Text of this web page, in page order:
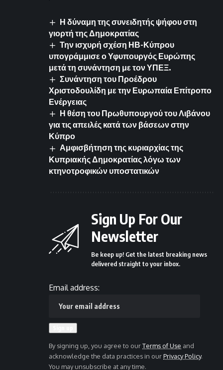
Η δύναμη της συνειδητής ψήφου στη
γιορτή της Δημοκρατίας
Την ισχυρή σχέση ΗΒ-Κύπρου
υπογράμμισε ο Υφυπουργός Ευρώπης
μετά τη συνάντηση με τον ΥΠΕΞ.
Συνάντηση του Προέδρου
Χριστοδουλίδη με την Ευρωπαία Επίτροπο
Ενέργειας
Η θέση του Πρωθυπουργού του Λιβάνου
για τις απειλές κατά των βάσεων στην
Κύπρο
Αμφισβήτηση της κυριαρχίας της
Κυπριακής Δημοκρατίας λόγω των
κτηνοτροφικών υποστατικών
Sign Up For Our
Newsletter
Be keep up! Get the latest breaking news
delivered straight to your inbox.
Email address:
By signing up, you agree to ourTerms of Use and
acknowledge the data practices in ourPrivacy Policy.
You may unsubscribe at any time.